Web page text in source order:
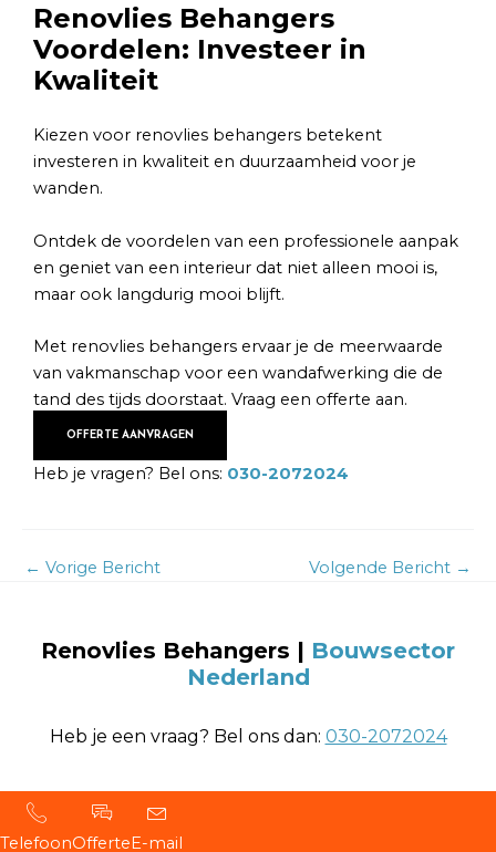
Renovlies Behangers
Voordelen: Investeer in
Kwaliteit
Kiezen voor renovlies behangers betekent
investeren in kwaliteit en duurzaamheid voor je
wanden.
Ontdek de voordelen van een professionele aanpak
en geniet van een interieur dat niet alleen mooi is,
maar ook langdurig mooi blijft.
Met renovlies behangers ervaar je de meerwaarde
van vakmanschap voor een wandafwerking die de
tand des tijds doorstaat. Vraag een offerte aan.
OFFERTE AANVRAGEN
Heb je vragen? Bel ons: 030-2072024
← Vorige Bericht Volgende Bericht →
Renovlies Behangers | Bouwsector
Nederland
Heb je een vraag? Bel ons dan: 030-2072024
TelefoonOfferteE-mail